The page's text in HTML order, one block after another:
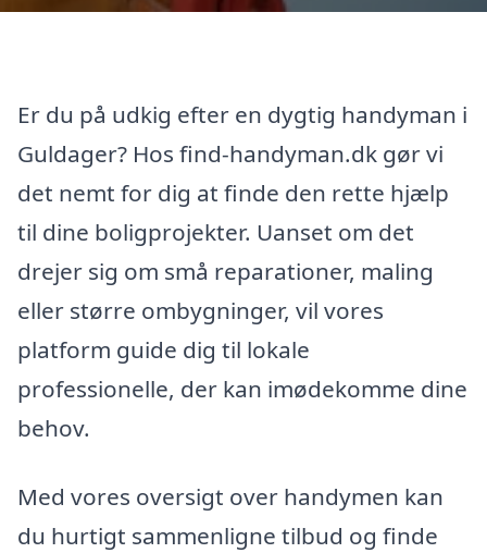
Er du på udkig efter en dygtig handyman i
Guldager? Hos find-handyman.dk gør vi
det nemt for dig at finde den rette hjælp
til dine boligprojekter. Uanset om det
drejer sig om små reparationer, maling
eller større ombygninger, vil vores
platform guide dig til lokale
professionelle, der kan imødekomme dine
behov.
Med vores oversigt over handymen kan
du hurtigt sammenligne tilbud og finde